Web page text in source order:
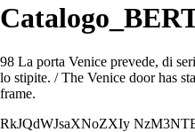
98 La porta Venice prevede, di
lo stipite. / The Venice door has
frame.
RkJQdWJsaXNoZXIy